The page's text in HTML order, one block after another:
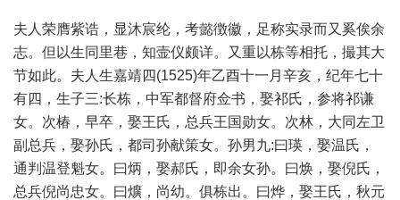
夫人荣膺紫诰，显沐宸纶，考懿徴徽，足称实录而又奚俟余
志。但以生同里巷，知壸仪颇详。又重以栋等相托，撮其大
节如此。夫人生嘉靖四(1525)年乙酉十一月辛亥，纪年七十
有四，生子三:长栋，中军都督府佥书，娶祁氏，参将祁谦
女。次椿，早卒，娶王氏，总兵王国勋女。次林，大同左卫
副总兵，娶孙氏，都司孙献策女。孙男九:曰瑛，娶温氏，
通判温登魁女。曰炳，娶郝氏，即余女孙。曰焕，娶倪氏，
总兵倪尚忠女。曰爌，尚幼。俱栋出。曰烨，娶王氏，秋元